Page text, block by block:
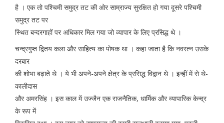
है । एक तो पश्चिमी समुद्र तट की ओर साम्राज्य सुरक्षित हो गया दूसरे पश्चिमी
समुद्र तट पर
स्थित बन्दरगाहों पर अधिकार मिल गया जो व्यापार के लिए प्रसिद्ध थे ।
चन्द्रगुप्त द्वितय कला और साहित्य का पोषक था । कहा जाता है कि नवरत्न उसके
दरबार
की शोभा बढ़ाते थे । ये भी अपने-अपने क्षेत्र के प्रसिद्ध विद्वान थे । इन्हीं में से थे-
कालीदास
और अमरसिंह । इस काल में उज्जैन एक राजनैतिक, धार्मिक और व्यापारिक केन्द्र
के रूप में